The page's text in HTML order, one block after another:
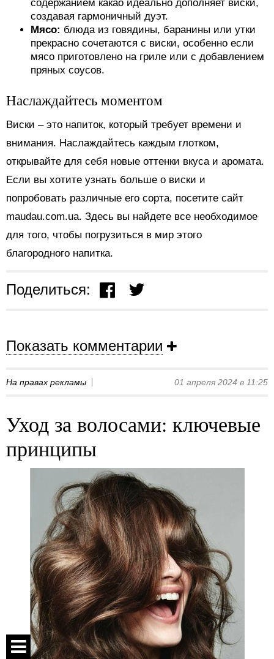
содержанием какао идеально дополняет виски,
создавая гармоничный дуэт.
Мясо: блюда из говядины, баранины или утки
прекрасно сочетаются с виски, особенно если
мясо приготовлено на гриле или с добавлением
пряных соусов.
Наслаждайтесь моментом
Виски – это напиток, который требует времени и
внимания. Наслаждайтесь каждым глотком,
открывайте для себя новые оттенки вкуса и аромата.
Если вы хотите узнать больше о виски и
попробовать различные его сорта, посетите сайт
maudau.com.ua. Здесь вы найдете все необходимое
для того, чтобы погрузиться в мир этого
благородного напитка.
Поделиться:
Показать комментарии
На правах рекламы 01 апреля 2024 в 11:25
Уход за волосами: ключевые
принципы